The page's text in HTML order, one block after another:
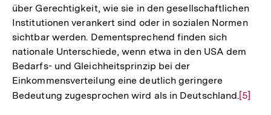
über Gerechtigkeit, wie sie in den gesellschaftlichen
Institutionen verankert sind oder in sozialen Normen
sichtbar werden. Dementsprechend finden sich
nationale Unterschiede, wenn etwa in den USA dem
Bedarfs- und Gleichheitsprinzip bei der
Einkommensverteilung eine deutlich geringere
Bedeutung zugesprochen wird als in Deutschland.Zur
[5]